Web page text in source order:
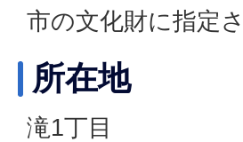
市の文化財に指定
所在地
滝1丁目